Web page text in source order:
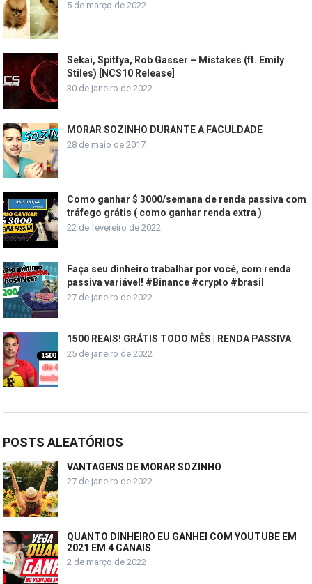
5 de março de 2022
Sekai, Spitfya, Rob Gasser – Mistakes (ft. Emily
Stiles) [NCS10 Release]
30 de janeiro de 2022
MORAR SOZINHO DURANTE A FACULDADE
28 de maio de 2017
Como ganhar $ 3000/semana de renda passiva com
tráfego grátis ( como ganhar renda extra )
22 de fevereiro de 2022
Faça seu dinheiro trabalhar por você, com renda
passiva variável! #Binance #crypto #brasil
27 de janeiro de 2022
1500 REAIS! GRÁTIS TODO MÊS | RENDA PASSIVA
25 de janeiro de 2022
POSTS ALEATÓRIOS
VANTAGENS DE MORAR SOZINHO
27 de janeiro de 2022
QUANTO DINHEIRO EU GANHEI COM YOUTUBE EM
2021 EM 4 CANAIS
2 de março de 2022